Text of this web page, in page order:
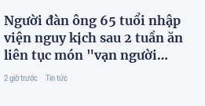
Người đàn ông 65 tuổi nhập
viện nguy kịch sau 2 tuần ăn
liên tục món "vạn người
thích"
2 giờ trước Tin tức